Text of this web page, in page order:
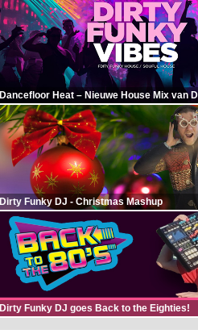
Dancefloor Heat – Nieuwe House Mix van
Dirty Funky DJ - Christmas Mashup
Dirty Funky DJ goes Back to the Eighties!